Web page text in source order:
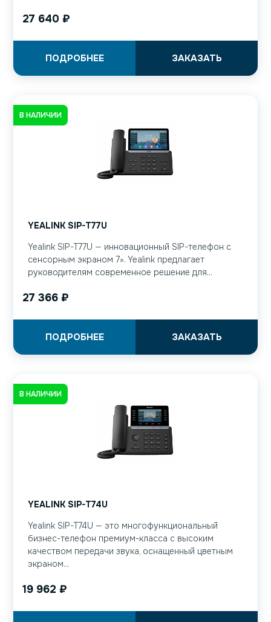
27 640 ₽
ЗАКАЗАТЬ
ПОДРОБНЕЕ
В НАЛИЧИИ
YEALINK SIP-T77U
Yealink SIP-T77U — инновационный SIP-телефон с
сенсорным экраном 7». Yealink предлагает
руководителям современное решение для...
27 366 ₽
ЗАКАЗАТЬ
ПОДРОБНЕЕ
В НАЛИЧИИ
YEALINK SIP-T74U
Yealink SIP-T74U — это многофункциональный
бизнес-телефон премиум-класса с высоким
качеством передачи звука, оснащенный цветным
экраном...
19 962 ₽